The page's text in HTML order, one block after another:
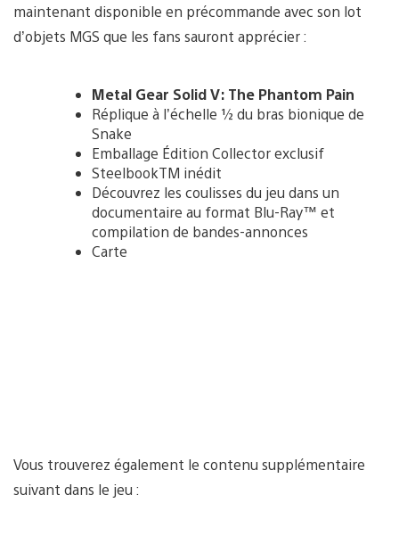
maintenant disponible en précommande avec son lot
d’objets MGS que les fans sauront apprécier :
Metal Gear Solid V: The Phantom Pain
Réplique à l’échelle ½ du bras bionique de
Snake
Emballage Édition Collector exclusif
SteelbookTM inédit
Découvrez les coulisses du jeu dans un
documentaire au format Blu-Ray™ et
compilation de bandes-annonces
Carte
Vous trouverez également le contenu supplémentaire
suivant dans le jeu :